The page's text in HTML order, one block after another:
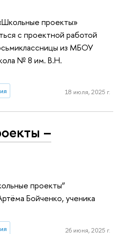
проекты»
с проектной работой
из МБОУ
№ 8 им. В.Н.
18 июля, 2025 г.
–
проекты”
Бойченко, ученика
26 июня, 2025 г.